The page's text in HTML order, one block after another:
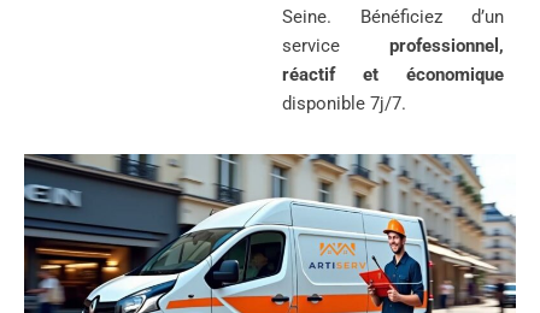
Seine. Bénéficiez d’un
service professionnel,
réactif et économique
disponible 7j/7.